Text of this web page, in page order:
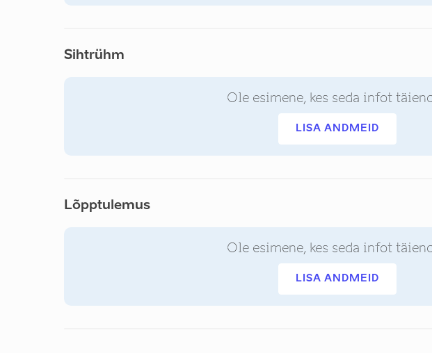
Sihtrühm
Ole esimene, kes seda infot
LISA ANDMEID
Lõpptulemus
Ole esimene, kes seda infot
LISA ANDMEID